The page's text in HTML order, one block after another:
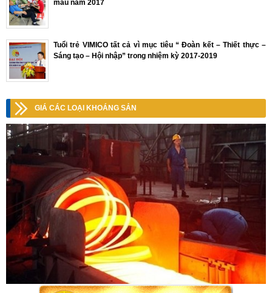
máu năm 2017
Tuổi trẻ VIMICO tất cả vì mục tiêu “ Đoàn kết – Thiết thực –
Sáng tạo – Hội nhập” trong nhiệm kỳ 2017-2019
GIÁ CÁC LOẠI KHOÁNG SẢN